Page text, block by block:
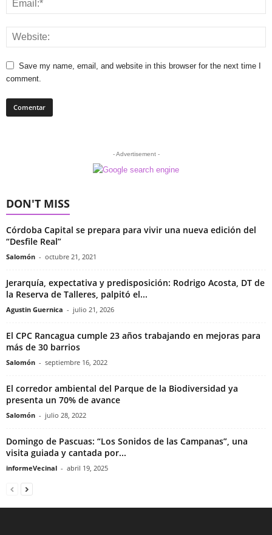
Save my name, email, and website in this browser for the next time I
comment.
- Advertisement -
DON'T MISS
Córdoba Capital se prepara para vivir una nueva edición del
“Desfile Real”
Salomón - octubre 21, 2021
Jerarquía, expectativa y predisposición: Rodrigo Acosta, DT de
la Reserva de Talleres, palpitó el...
Agustin Guernica - julio 21, 2026
El CPC Rancagua cumple 23 años trabajando en mejoras para
más de 30 barrios
Salomón - septiembre 16, 2022
El corredor ambiental del Parque de la Biodiversidad ya
presenta un 70% de avance
Salomón - julio 28, 2022
Domingo de Pascuas: “Los Sonidos de las Campanas”, una
visita guiada y cantada por...
informeVecinal - abril 19, 2025